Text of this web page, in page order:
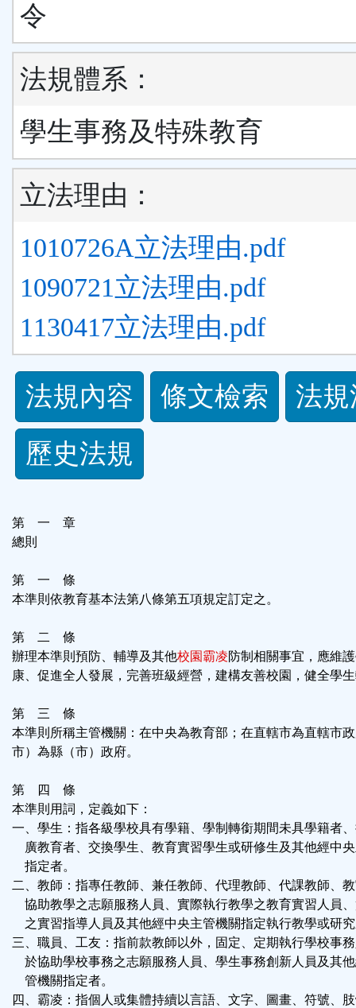
令
法規體系：
學生事務及特殊教育
立法理由：
1010726A立法理由.pdf
1090721立法理由.pdf
1130417立法理由.pdf
法
規
功
按
鈕
區
法規內容 條文檢索
法
歷史法規
第 一 章
總則
第 一 條
本準則依教育基本法第八條第五項規定訂定之。
第 二 條
辦理本準則預防、輔導及其他校園霸凌防制相關事宜，應維
康、促進全人發展，完善班級經營，建構友善校園，健全學
第 三 條
本準則所稱主管機關：在中央為教育部；在直轄市為直轄市
市）為縣（市）政府。
第 四 條
本準則用詞，定義如下：
一、學生：指各級學校具有學籍、學制轉銜期間未具學籍者
廣教育者、交換學生、教育實習學生或研修生及其他經中
指定者。
二、教師：指專任教師、兼任教師、代理教師、代課教師、
協助教學之志願服務人員、實際執行教學之教育實習人員
之實習指導人員及其他經中央主管機關指定執行教學或研
三、職員、工友：指前款教師以外，固定、定期執行學校事
於協助學校事務之志願服務人員、學生事務創新人員及其
管機關指定者。
四、霸凌：指個人或集體持續以言語、文字、圖畫、符號、